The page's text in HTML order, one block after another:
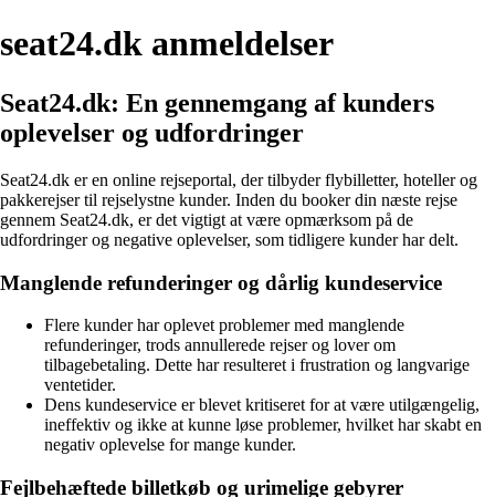
seat24.dk anmeldelser
Seat24.dk: En gennemgang af kunders
oplevelser og udfordringer
Seat24.dk er en online rejseportal, der tilbyder flybilletter, hoteller og
pakkerejser til rejselystne kunder. Inden du booker din næste rejse
gennem Seat24.dk, er det vigtigt at være opmærksom på de
udfordringer og negative oplevelser, som tidligere kunder har delt.
Manglende refunderinger og dårlig kundeservice
Flere kunder har oplevet problemer med manglende
refunderinger, trods annullerede rejser og lover om
tilbagebetaling. Dette har resulteret i frustration og langvarige
ventetider.
Dens kundeservice er blevet kritiseret for at være utilgængelig,
ineffektiv og ikke at kunne løse problemer, hvilket har skabt en
negativ oplevelse for mange kunder.
Fejlbehæftede billetkøb og urimelige gebyrer